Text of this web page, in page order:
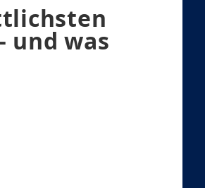
und was